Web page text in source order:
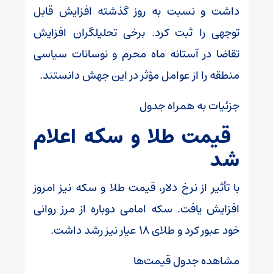
داشت و نسبت به روز گذشته افزایش قابل
توجهی را ثبت کرد. برخی تحلیلگران افزایش
تقاضا در آستانه ماه محرم و نوسانات سیاسی
منطقه را از عوامل مؤثر در این جهش دانستند.
جزئیات به همراه جدول
قیمت طلا و سکه اعلام
شد
با تأثیر از نرخ دلار، قیمت طلا و سکه نیز امروز
افزایش یافت. سکه امامی دوباره از مرز روانی
خود عبور کرد و طلای ۱۸ عیار نیز رشد داشت.
مشاهده جدول قیمت‌ها